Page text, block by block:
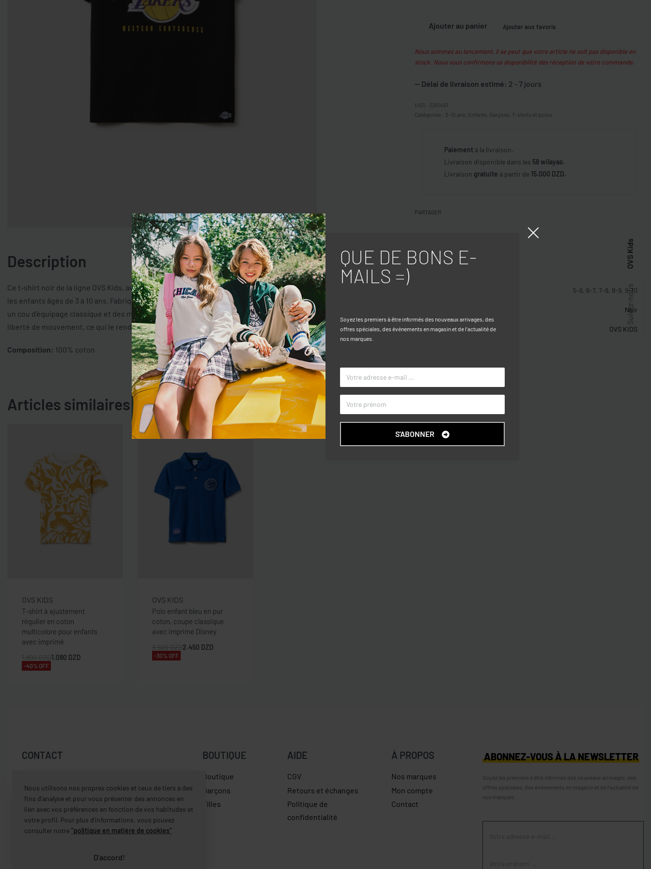
Ajouter au panier Ajouter aux favoris
Nous sommes au lancement, il se peut que votre article ne soit pas disponible en
stock. Nous vous confirmons sa disponibilité dès réception de votre commande.
— Délai de livraison estimé: 2 - 7 jours
2261451
Catégories : 3-10 ans Enfants Garçons T-shirts et polos
Paiement à la livraison.
Livraison disponible dans les 58 wilayas.
Livraison gratuite à partir de 15.000 DZD.
PARTAGER
Description
Ce t-shirt noir de la ligne OVS Kids, avec le logo de Los Angeles Lakers sur le devant, est conçu pour
les enfants âgés de 3 à 10 ans. Fabriqué à partir de coton pur, il offre un design simple et sportif avec
un cou d’équipage classique et des manches courtes. L’ajustement régulier garantit le confort et la
liberté de mouvement, ce qui le rend idéal pour toute occasion.
Composition: 100% coton
Caractéristiques
5-6, 6-7, 7-8, 8-9, 9-10
Noir
MARQUE OVS KIDS
Articles similaires
OVS KIDS
T-shirt à ajustement
régulier en coton
multicolore pour enfants
avec imprimé
1.080 DZD
-40% OFF
OVS KIDS
Polo enfant bleu en pur
coton, coupe classique
avec imprimé Disney
2.450 DZD
-30% OFF
CONTACT
Dely Brahim – Alger
contact [@] castelbrands.com
0560 497 682
BOUTIQUE
Boutique
Garçons
Filles
AIDE
CGV
Retours et échanges
Politique de
confidentialité
À PROPOS
Nos marques
Mon compte
Contact
ABONNEZ-VOUS À LA NEWSLETTER
Soyez les premiers à être informés des nouveaux arrivages, des
offres spéciales, des événements en magasin et de l’actualité de
nos marques
Suivez-nous
OVS Kids
Nous utilisons nos propres cookies et ceux de tiers à des
fins d’analyse et pour vous présenter des annonces en
lien avec vos préférences en fonction de vos habitudes et
votre profil. Pour plus d’informations, vous pouvez
consulter notre"politique en matière de cookies"
D'accord!
QUE DE BONS E-
MAILS =)
Soyez les premiers à être informés des nouveaux arrivages, des
offres spéciales, des événements en magasin et de l’actualité de
nos marques.
S'ABONNER